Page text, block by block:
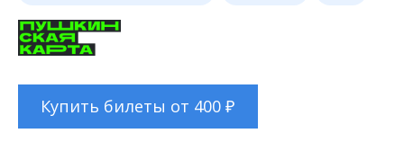
Купить билеты от 400 ₽